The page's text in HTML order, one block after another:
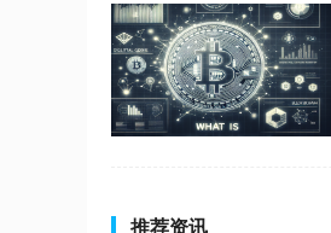
推荐资讯